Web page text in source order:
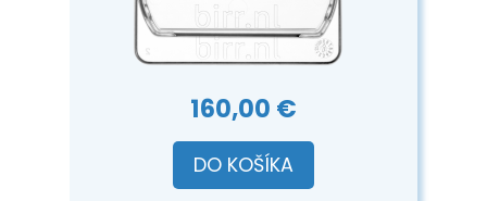
160,00 €
DO KOŠÍKA